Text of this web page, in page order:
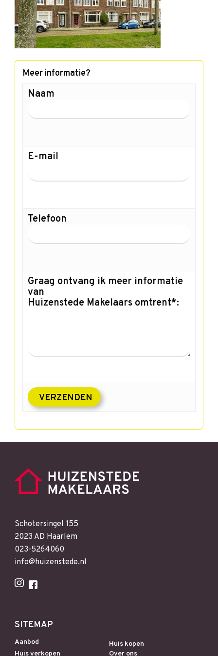
Meer informatie?
Naam
E-mail
Telefoon
Graag ontvang ik meer informatie
van
Huizenstede Makelaars omtrent*:
Schotersingel 155
2023 AD Haarlem
023-5264060
info@huizenstede.nl
SITEMAP
Aanbod
Huis kopen
Huis verkopen
Over ons